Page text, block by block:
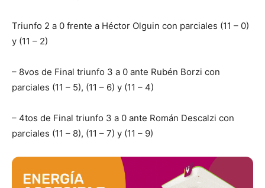
Triunfo 2 a 0 frente a Héctor Olguin con parciales (11 – 0)
y (11 – 2)
– 8vos de Final triunfo 3 a 0 ante Rubén Borzi con
parciales (11 – 5), (11 – 6) y (11 – 4)
– 4tos de Final triunfo 3 a 0 ante Román Descalzi con
parciales (11 – 8), (11 – 7) y (11 – 9)